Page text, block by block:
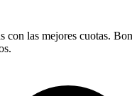
con las mejores cuotas.